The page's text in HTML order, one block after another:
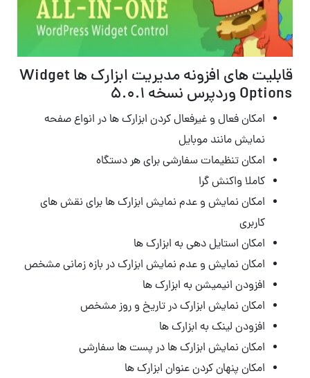
قابلیت های افزونه مدیریت ابزارک ها Widget
Options وردپرس نسخه 5.0.1
امکان فعال و غیرفعال کردن ابزارک ها در انواع صفحه
نمایش مانند موبایل
امکان تنظیمات سفارشی برای هر دستگاه
کاملا واکنش گرا
امکان نمایش و عدم نمایش ابزارک ها برای نقش های
کاربری
امکان استایل دهی به ابزارک ها
امکان نمایش و عدم نمایش ابزارک در بازه زمانی مشخص
افزودن انیمیشن به ابزارک ها
امکان نمایش ابزارک در تاریخ و روز مشخص
افزودن لینک به ابزارک ها
امکان نمایش ابزارک ها در پست ها سفارشی
امکان پنهان کردن عنوان ابزارک ها